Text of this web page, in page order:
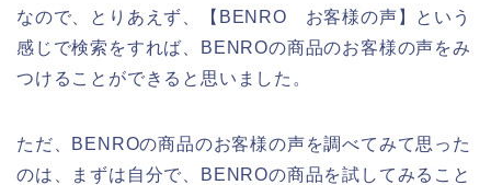
なので、とりあえず、【BENRO お客様の声】という
感じで検索をすれば、BENROの商品のお客様の声をみ
つけることができると思いました。
ただ、BENROの商品のお客様の声を調べてみて思った
のは、まずは自分で、BENROの商品を試してみること